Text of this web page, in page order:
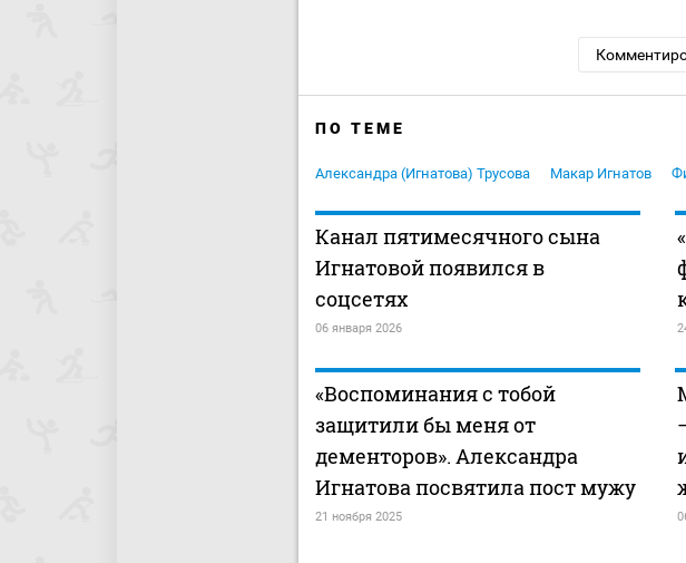
ПО ТЕМЕ
Александра (Игнатова) Трусова Макар Игнатов
Канал пятимесячного сына
Игнатовой появился в
соцсетях
06 января 2026
«Воспоминания с тобой
защитили бы меня от
дементоров». Александра
Игнатова посвятила пост мужу
21 ноября 2025